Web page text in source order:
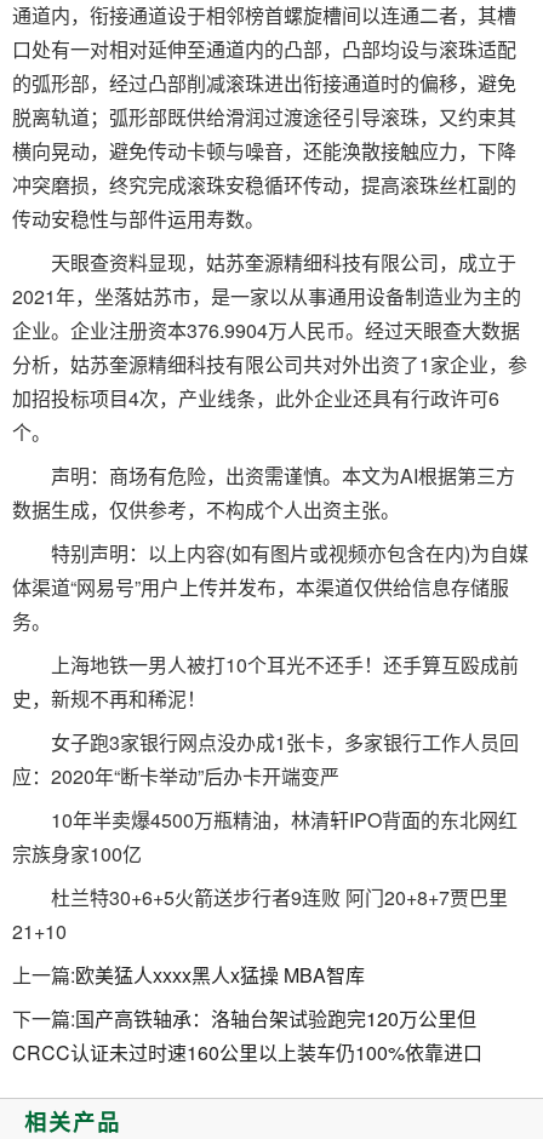
通道内，衔接通道设于相邻榜首螺旋槽间以连通二者，其槽
口处有一对相对延伸至通道内的凸部，凸部均设与滚珠适配
的弧形部，经过凸部削减滚珠进出衔接通道时的偏移，避免
脱离轨道；弧形部既供给滑润过渡途径引导滚珠，又约束其
横向晃动，避免传动卡顿与噪音，还能涣散接触应力，下降
冲突磨损，终究完成滚珠安稳循环传动，提高滚珠丝杠副的
传动安稳性与部件运用寿数。
天眼查资料显现，姑苏奎源精细科技有限公司，成立于
2021年，坐落姑苏市，是一家以从事通用设备制造业为主的
企业。企业注册资本376.9904万人民币。经过天眼查大数据
分析，姑苏奎源精细科技有限公司共对外出资了1家企业，参
加招投标项目4次，产业线条，此外企业还具有行政许可6
个。
声明：商场有危险，出资需谨慎。本文为AI根据第三方
数据生成，仅供参考，不构成个人出资主张。
特别声明：以上内容(如有图片或视频亦包含在内)为自媒
体渠道“网易号”用户上传并发布，本渠道仅供给信息存储服
务。
上海地铁一男人被打10个耳光不还手！还手算互殴成前
史，新规不再和稀泥！
女子跑3家银行网点没办成1张卡，多家银行工作人员回
应：2020年“断卡举动”后办卡开端变严
10年半卖爆4500万瓶精油，林清轩IPO背面的东北网红
宗族身家100亿
杜兰特30+6+5火箭送步行者9连败 阿门20+8+7贾巴里
21+10
上一篇:欧美猛人xxxx黑人x猛操 MBA智库
下一篇:国产高铁轴承：洛轴台架试验跑完120万公里但
CRCC认证未过时速160公里以上装车仍100%依靠进口
相关产品